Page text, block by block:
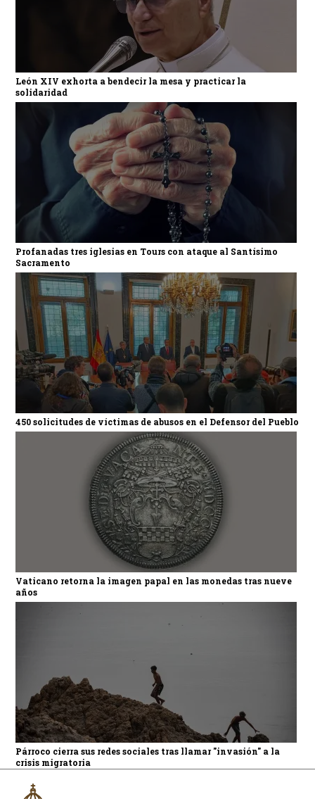
León XIV exhorta a bendecir la mesa y practicar la
solidaridad
Profanadas tres iglesias en Tours con ataque al Santísimo
Sacramento
450 solicitudes de víctimas de abusos en el Defensor del Pueblo
Vaticano retorna la imagen papal en las monedas tras nueve
años
Párroco cierra sus redes sociales tras llamar "invasión" a la
crisis migratoria